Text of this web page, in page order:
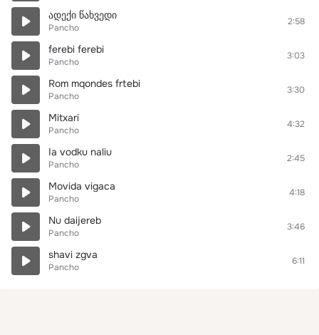
ადექი წახვედი
Pancho
2:58
ferebi ferebi
Pancho
3:03
Rom mqondes frtebi
Pancho
3:30
Mitxari
Pancho
4:32
Ia vodku naliu
Pancho
2:45
Movida vigaca
Pancho
4:18
Nu daijereb
Pancho
3:46
shavi zgva
Pancho
6:11